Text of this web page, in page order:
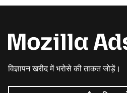
विज्ञापन खरीद में भरोसे की ताकत जोड़ें।